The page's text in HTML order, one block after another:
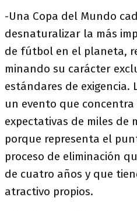
-Una Copa del Mundo
desnaturalizar la más
de fútbol en el planeta,
minando su carácter
estándares de exigencia.
un evento que
expectativas de miles de
porque representa el
proceso de eliminación
de cuatro años y que
atractivo propios.